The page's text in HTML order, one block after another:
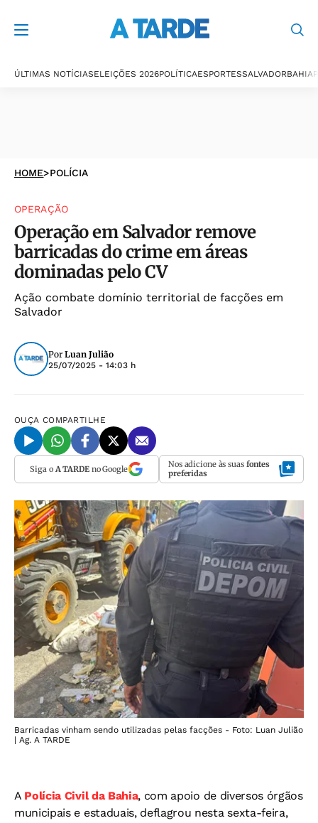
ÚLTIMAS NOTÍCIASELEIÇÕES 2026POLÍTICAESPORTESSALVADORBAHIA
HOME>POLÍCIA
OPERAÇÃO
Operação em Salvador remove
barricadas do crime em áreas
dominadas pelo CV
Ação combate domínio territorial de facções em
Salvador
Por Luan Julião
25/07/2025 - 14:03 h
OUÇA COMPARTILHE
Siga o A TARDEno Google Nos adicione às suas fontes
preferidas
Barricadas vinham sendo utilizadas pelas facções - Foto: Luan Julião
| Ag. A TARDE
A Polícia Civil da Bahia, com apoio de diversos órgãos
municipais e estaduais, deflagrou nesta sexta-feira,